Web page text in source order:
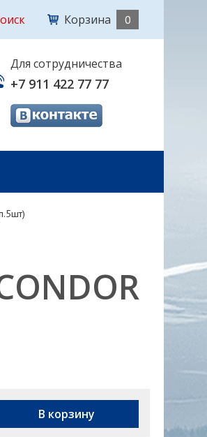
Корзина 0
Для сотрудничества
+7 911 422 77 77
В корзину